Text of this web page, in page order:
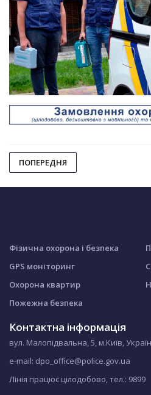
ПОПЕРЕДНЯ
Фізична охорона і безпека
GPS моніторинг
Охорона квартир
Пожежна безпека
Контактна інформація
вул. Малопідвальна, 5, м.Київ,
e-mail: dpo_office@police.gov.ua
Лінія працює цілодобово, тел.: 9899